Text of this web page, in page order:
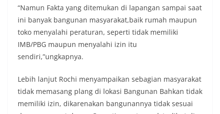
Republik Indonesia.‎Kegiatan sambang ini
rencananya akan terus dilaksanakan secara rutin
oleh Bhabinkamtibmas di wilayah Kelurahan
Sunggal sebagai bagian dari upaya menciptakan
situasi Kamtibmas yang aman dan kondusif,
sekaligus menumbuhkan semangat nasionalisme
Bhabinkamtibmas Polsek Medan Sunggal
Sambangi Warga Kelurahan Sunggal, Ingatkan
Pemasangan Bendera Merah Putih Jelang HUT
Kemerdekaan RI‎‎Medan, 5 Agustus 2026 — Dalam
“Namun Fakta yang ditemukan di lapangan sampai saat
ini banyak bangunan masyarakat,baik rumah maupun
toko menyalahi peraturan, seperti tidak memiliki
IMB/PBG maupun menyalahi izin itu
sendiri,”ungkapnya.
Lebih lanjut Rochi menyampaikan sebagian masyarakat
tidak memasang plang di lokasi Bangunan Bahkan tidak
memiliki izin, dikarenakan bangunannya tidak sesuai